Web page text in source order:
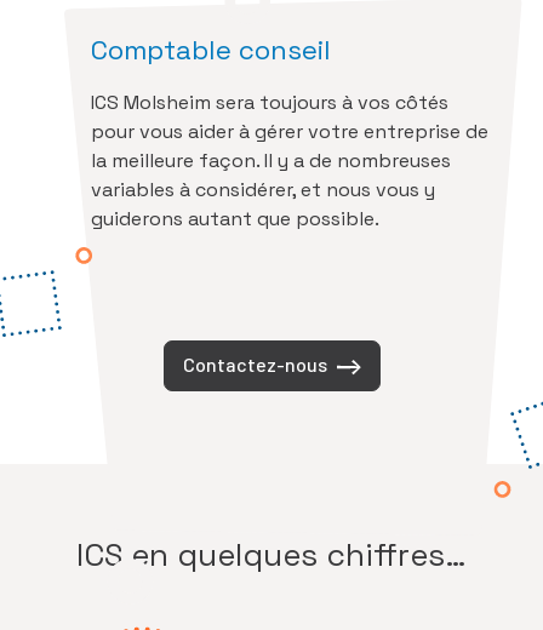
Comptable conseil
ICS Molsheim sera toujours à vos côtés
pour vous aider à gérer votre entreprise de
la meilleure façon. Il y a de nombreuses
variables à considérer, et nous vous y
guiderons autant que possible.
Contactez-nous
ICS en quelques chiffres…